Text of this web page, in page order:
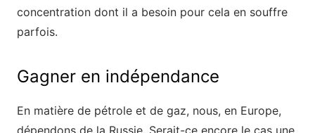
concentration dont il a besoin pour cela en souffre
parfois.
Gagner en indépendance
En matière de pétrole et de gaz, nous, en Europe,
dépendons de la Russie. Serait-ce encore le cas une